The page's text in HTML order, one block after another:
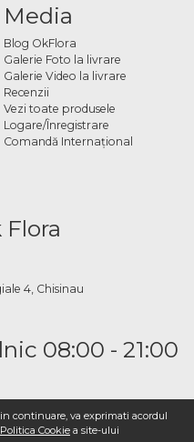
continuare, va exprimati acordul
Politica Cookie a site-ului
Media
Blog OkFlora
Galerie Foto la livrare
Galerie Video la livrare
Recenzii
Vezi toate produsele
Logare/Înregistrare
Comandă Internațional
4, Chisinau
08:00 - 21:00